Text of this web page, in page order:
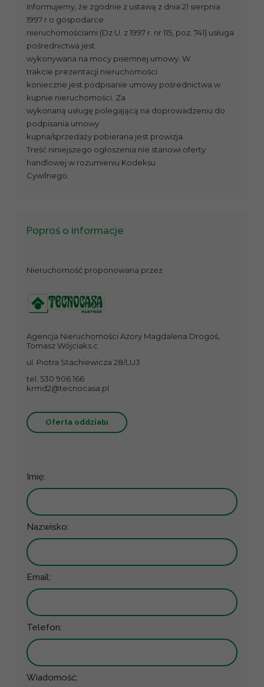
Informujemy, że zgodnie z ustawą z dnia 21 sierpnia
1997 r o gospodarce
nieruchomościami (Dz.U. z 1997 r. nr 115, poz. 741) usługa
pośrednictwa jest
wykonywana na mocy pisemnej umowy. W
trakcie prezentacji nieruchomości
konieczne jest podpisanie umowy pośrednictwa w
kupnie nieruchomości. Za
wykonaną usługę polegającą na doprowadzeniu do
podpisania umowy
kupna/sprzedaży pobierana jest prowizja.
Treść niniejszego ogłoszenia nie stanowi oferty
handlowej w rozumieniu Kodeksu
Cywilnego.
Poproś o informacje
Nieruchomość proponowana przez
Agencja Nieruchomości Azory Magdalena Drogoś,
Tomasz Wójciaks.c.
ul. Piotra Stachiewicza 28/LU3
tel. 530 906 166
krmd2@tecnocasa.pl
Oferta oddziału
Imię:
Nazwisko:
Email:
Telefon:
Wiadomość: